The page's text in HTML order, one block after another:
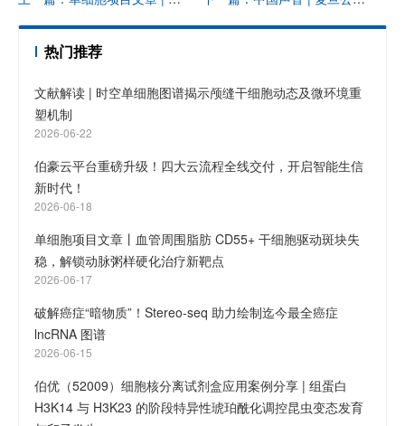
热门推荐
文献解读 | 时空单细胞图谱揭示颅缝干细胞动态及微环境重
塑机制
2026-06-22
伯豪云平台重磅升级！四大云流程全线交付，开启智能生信
新时代！
2026-06-18
单细胞项目文章丨血管周围脂肪 CD55+ 干细胞驱动斑块失
稳，解锁动脉粥样硬化治疗新靶点
2026-06-17
破解癌症“暗物质”！Stereo-seq 助力绘制迄今最全癌症
lncRNA 图谱
2026-06-15
伯优（52009）细胞核分离试剂盒应用案例分享 | 组蛋白
H3K14 与 H3K23 的阶段特异性琥珀酰化调控昆虫变态发育